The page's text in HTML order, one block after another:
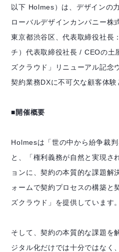
以下 Holmes）は、デザインの
ローバルデザインカンパニー株
東京都渋谷区、代表取締役社長
チ）代表取締役社長 / CEOの土
ズクラウド」リニューアル記念
契約業務DXに不可欠な顧客体験
■開催概要
Holmesは「世の中から紛争裁
と、「権利義務が自然と実現さ
ョンに、契約の本質的な課題解
ォームで契約プロセスの構築と
ズクラウド」を提供しています。
そして、契約の本質的な課題を
ジタル化だけでは十分ではなく